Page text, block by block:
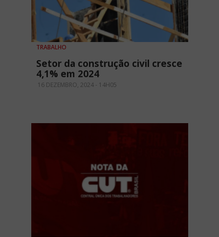
TRABALHO
Setor da construção civil cresce
4,1% em 2024
16 DEZEMBRO, 2024 - 14H05